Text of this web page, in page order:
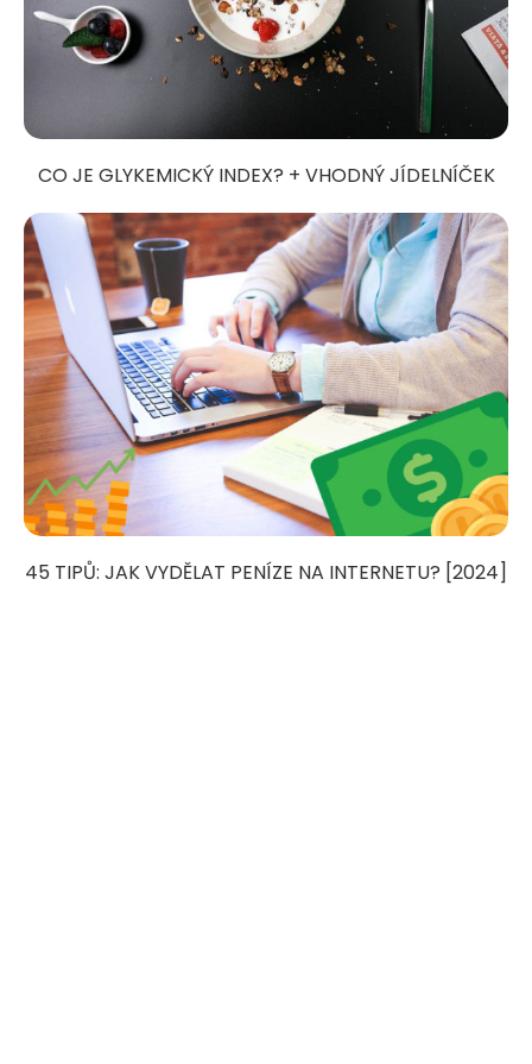
CO JE GLYKEMICKÝ INDEX? + VHODNÝ JÍDELNÍČEK
45 TIPŮ: JAK VYDĚLAT PENÍZE NA INTERNETU? [2024]